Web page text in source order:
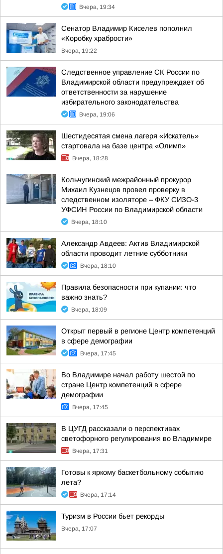
Вчера, 19:34
Сенатор Владимир Киселев пополнил
«Коробку храбрости»
Вчера, 19:22
Следственное управление СК России по
Владимирской области предупреждает об
ответственности за нарушение
избирательного законодательства
Вчера, 19:06
Шестидесятая смена лагеря «Искатель»
стартовала на базе центра «Олимп»
Вчера, 18:28
Кольчугинский межрайонный прокурор
Михаил Кузнецов провел проверку в
следственном изоляторе – ФКУ СИЗО-3
УФСИН России по Владимирской области
Вчера, 18:10
Александр Авдеев: Актив Владимирской
области проводит летние субботники
Вчера, 18:10
Правила безопасности при купании: что
важно знать?
Вчера, 18:09
Открыт первый в регионе Центр компетенций
в сфере демографии
Вчера, 17:45
Во Владимире начал работу шестой по
стране Центр компетенций в сфере
демографии
Вчера, 17:45
В ЦУГД рассказали о перспективах
светофорного регулирования во Владимире
Вчера, 17:31
Готовы к яркому баскетбольному событию
лета?
Вчера, 17:14
Туризм в России бьет рекорды
Вчера, 17:07